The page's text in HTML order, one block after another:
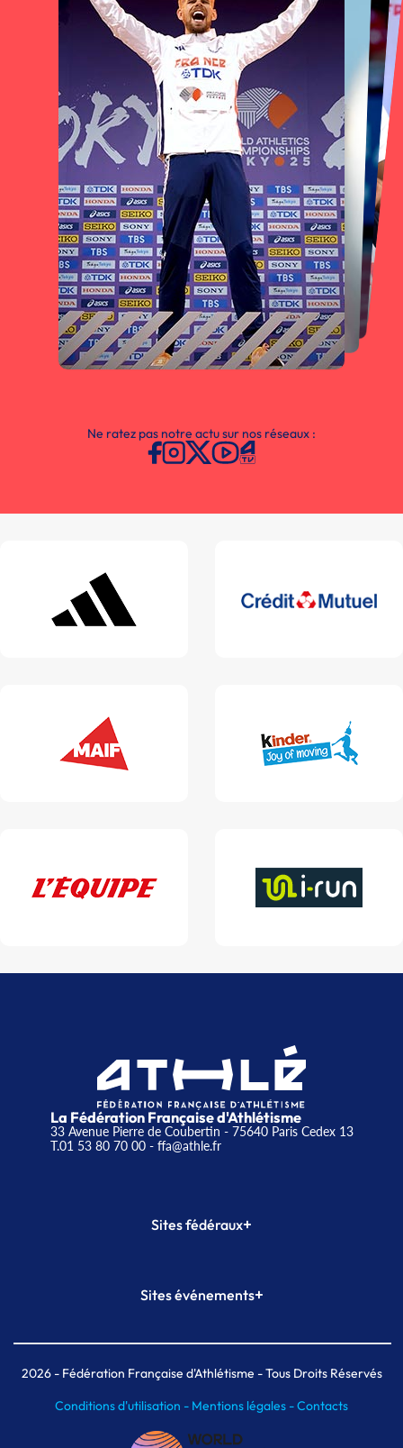
Ne ratez pas notre actu sur nos réseaux :
La Fédération Française d'Athlétisme
33 Avenue Pierre de Coubertin - 75640 Paris Cedex 13
T.01 53 80 70 00- ffa@athle.fr
Sites fédéraux+
Plateforme Formation
Sites événements+
Meeting de Paris indoor
MAIF Ekiden de Paris
2026- Fédération Française d'Athlétisme - Tous Droits Réservés
Conditions d'utilisation - Mentions légales -Contacts